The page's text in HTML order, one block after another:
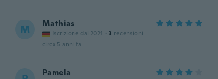
M Mathias
Iscrizione dal 2021 · 3 recensioni
circa 5 anni fa
Pamela